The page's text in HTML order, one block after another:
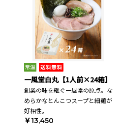
一風堂白丸【1人前×24箱】
創業の味を継ぐ一風堂の原点。な
めらかなとんこつスープと細麺が
好相性。
￥13,450